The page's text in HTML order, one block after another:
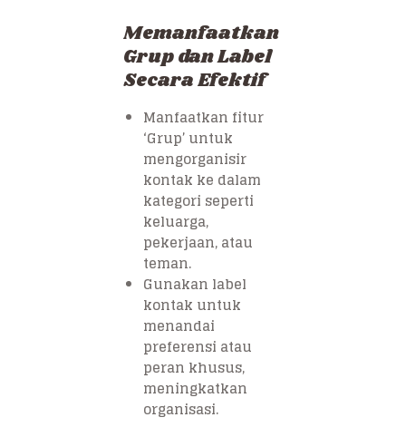
Memanfaatkan
Grup dan Label
Secara Efektif
Manfaatkan fitur
‘Grup’ untuk
mengorganisir
kontak ke dalam
kategori seperti
keluarga,
pekerjaan, atau
teman.
Gunakan label
kontak untuk
menandai
preferensi atau
peran khusus,
meningkatkan
organisasi.